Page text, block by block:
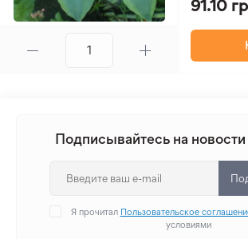
91.10
Подписывайтесь на новости
Я прочитал Пользовательское
условиями